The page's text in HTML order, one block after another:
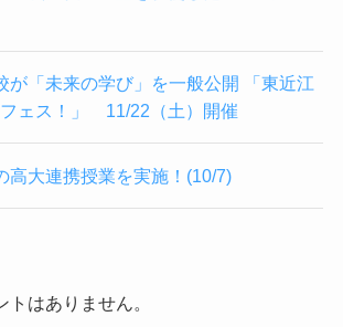
が「未来の学び」を一般公開 「東近江
ェス！」 11/22（土）開催
高大連携授業を実施！(10/7)
はありません。